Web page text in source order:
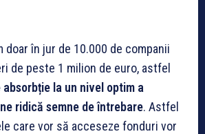
doar în jur de 10.000 de companii
de peste 1 milion de euro, astfel
la un nivel optim a
ridică semne de întrebare. Astfel
care vor să acceseze fonduri vor